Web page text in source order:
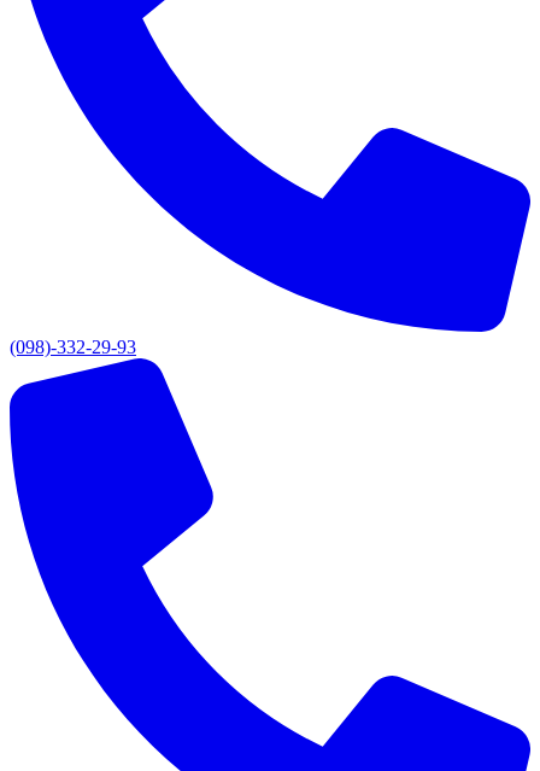
(098)-332-29-93